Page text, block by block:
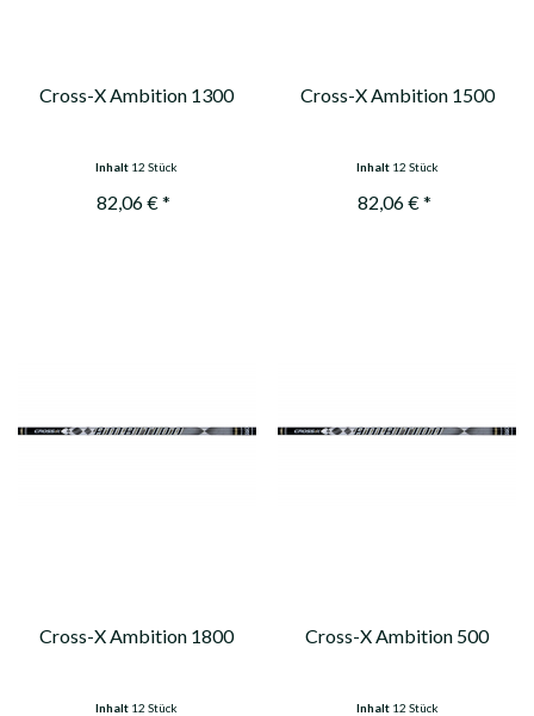
Cross-X Ambition 1300
Inhalt 12 Stück
82,06 € *
Cross-X Ambition 1500
Inhalt 12 Stück
82,06 € *
Cross-X Ambition 1800
Inhalt 12 Stück
Cross-X Ambition 500
Inhalt 12 Stück